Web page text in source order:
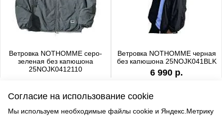
Ветровка NOTHOMME серо-
зеленая без капюшона
25NOJK0412110
Ветровка NOTHOMME черная
без капюшона 25NOJK041BLK
6 990 р.
Согласие на использование cookie
Мы используем необходимые файлы cookie и Яндекс.Метрику